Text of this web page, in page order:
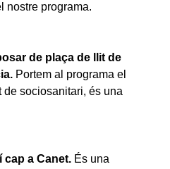
nostre programa.
de plaça de llit de
Portem al programa el
sociosanitari, és una
cap a Canet. És una